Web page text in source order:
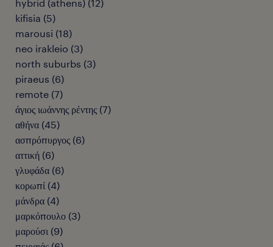
hybrid (athens) (12)
kifisia (5)
marousi (18)
neo irakleio (3)
north suburbs (3)
piraeus (6)
remote (7)
άγιος ιωάννης ρέντης (7)
αθήνα (45)
ασπρόπυργος (6)
αττική (6)
γλυφάδα (6)
κορωπί (4)
μάνδρα (4)
μαρκόπουλο (3)
μαρούσι (9)